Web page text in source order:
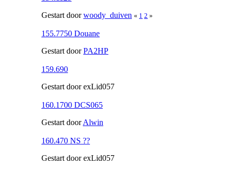
Gestart doorwoody_duiven « 1 2 »
155.7750 Douane
Gestart doorPA2HP
159.690
Gestart door exLid057
160.1700 DCS065
Gestart doorAlwin
160.470 NS ??
Gestart door exLid057